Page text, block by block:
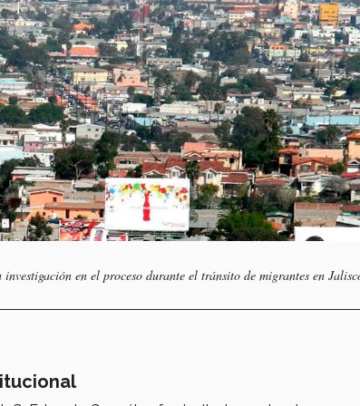
en el proceso durante el tránsito de migrantes en